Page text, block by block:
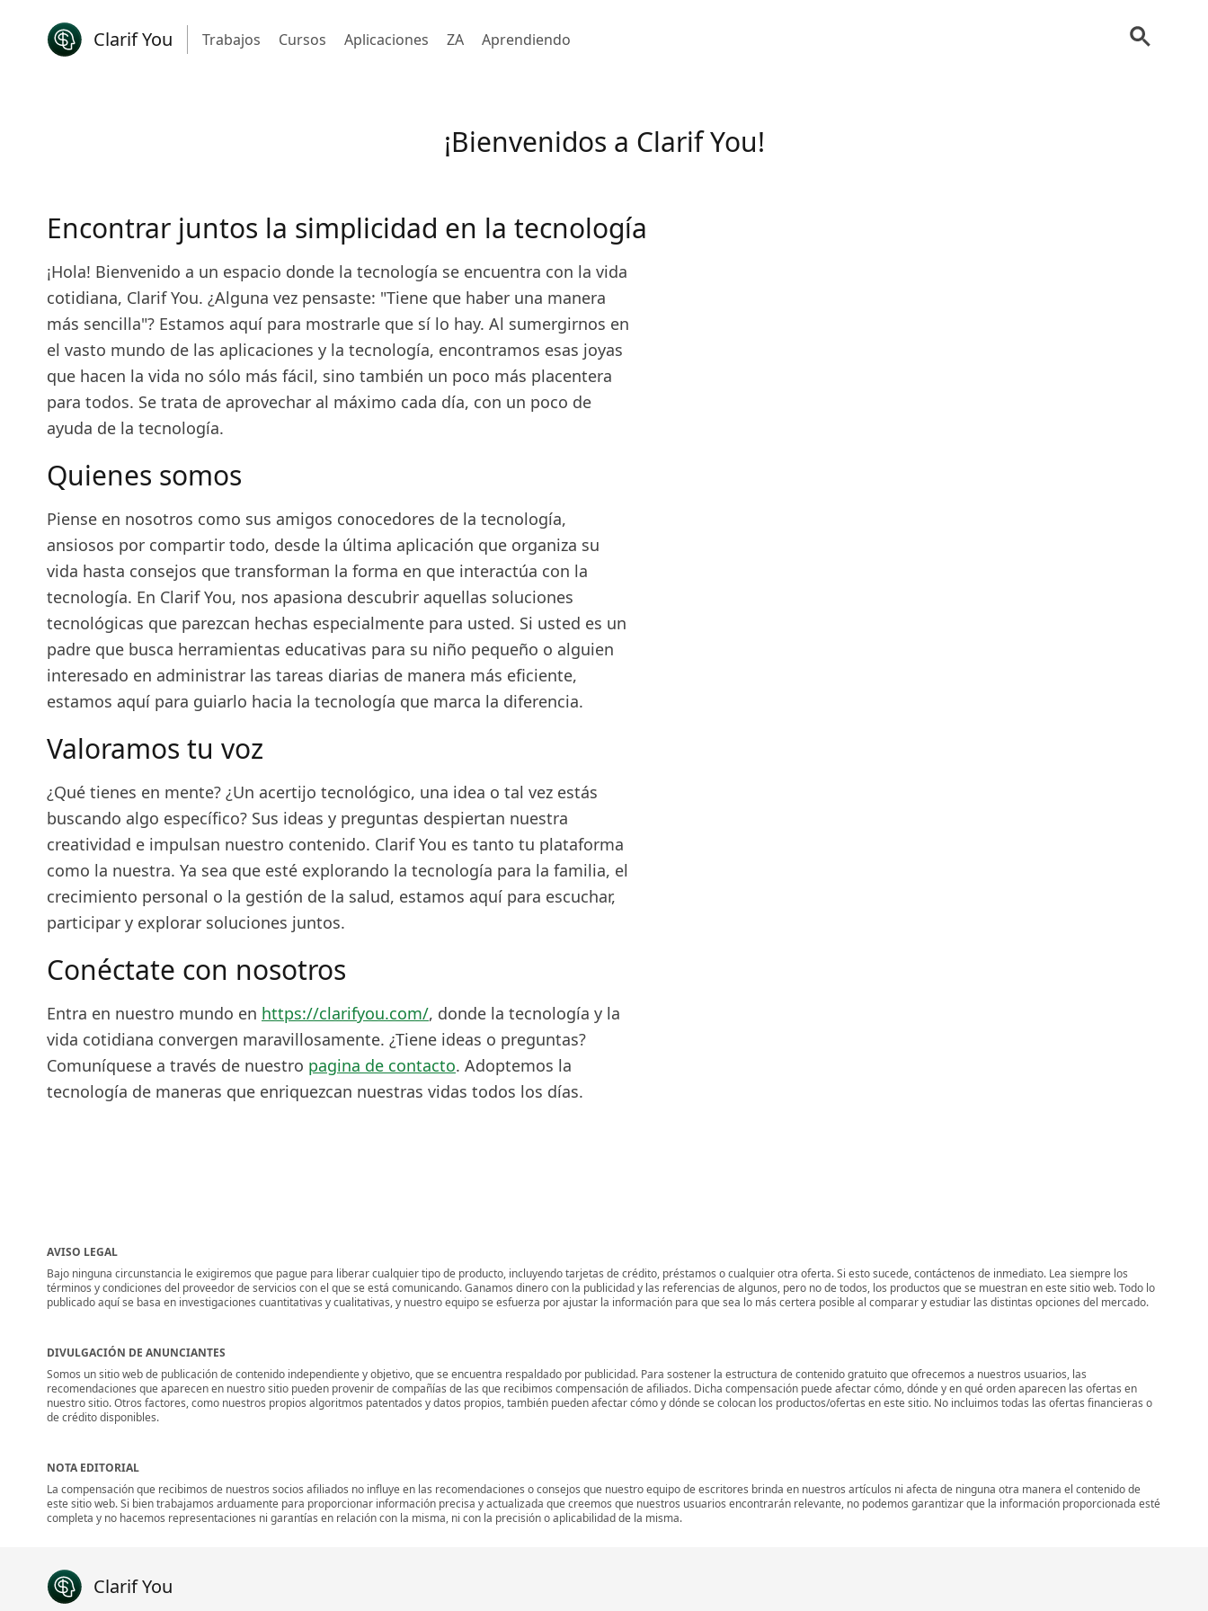
Clarif You Trabajos Cursos Aplicaciones ZA Aprendiendo
¡Bienvenidos a Clarif You!
Encontrar juntos la simplicidad en la tecnología
¡Hola! Bienvenido a un espacio donde la tecnología se encuentra con la vida
cotidiana, Clarif You. ¿Alguna vez pensaste: "Tiene que haber una manera
más sencilla"? Estamos aquí para mostrarle que sí lo hay. Al sumergirnos en
el vasto mundo de las aplicaciones y la tecnología, encontramos esas joyas
que hacen la vida no sólo más fácil, sino también un poco más placentera
para todos. Se trata de aprovechar al máximo cada día, con un poco de
ayuda de la tecnología.
Quienes somos
Piense en nosotros como sus amigos conocedores de la tecnología,
ansiosos por compartir todo, desde la última aplicación que organiza su
vida hasta consejos que transforman la forma en que interactúa con la
tecnología. En Clarif You, nos apasiona descubrir aquellas soluciones
tecnológicas que parezcan hechas especialmente para usted. Si usted es un
padre que busca herramientas educativas para su niño pequeño o alguien
interesado en administrar las tareas diarias de manera más eficiente,
estamos aquí para guiarlo hacia la tecnología que marca la diferencia.
Valoramos tu voz
¿Qué tienes en mente? ¿Un acertijo tecnológico, una idea o tal vez estás
buscando algo específico? Sus ideas y preguntas despiertan nuestra
creatividad e impulsan nuestro contenido. Clarif You es tanto tu plataforma
como la nuestra. Ya sea que esté explorando la tecnología para la familia, el
crecimiento personal o la gestión de la salud, estamos aquí para escuchar,
participar y explorar soluciones juntos.
Conéctate con nosotros
Entra en nuestro mundo en https://clarifyou.com/, donde la tecnología y la
vida cotidiana convergen maravillosamente. ¿Tiene ideas o preguntas?
Comuníquese a través de nuestro pagina de contacto. Adoptemos la
tecnología de maneras que enriquezcan nuestras vidas todos los días.
AVISO LEGAL
Bajo ninguna circunstancia le exigiremos que pague para liberar cualquier tipo de producto, incluyendo tarjetas de crédito, préstamos o cualquier otra oferta. Si esto sucede, contáctenos de inmediato. Lea siempre los
términos y condiciones del proveedor de servicios con el que se está comunicando. Ganamos dinero con la publicidad y las referencias de algunos, pero no de todos, los productos que se muestran en este sitio web. Todo lo
publicado aquí se basa en investigaciones cuantitativas y cualitativas, y nuestro equipo se esfuerza por ajustar la información para que sea lo más certera posible al comparar y estudiar las distintas opciones del mercado.
DIVULGACIÓN DE ANUNCIANTES
Somos un sitio web de publicación de contenido independiente y objetivo, que se encuentra respaldado por publicidad. Para sostener la estructura de contenido gratuito que ofrecemos a nuestros usuarios, las
recomendaciones que aparecen en nuestro sitio pueden provenir de compañías de las que recibimos compensación de afiliados. Dicha compensación puede afectar cómo, dónde y en qué orden aparecen las ofertas en
nuestro sitio. Otros factores, como nuestros propios algoritmos patentados y datos propios, también pueden afectar cómo y dónde se colocan los productos/ofertas en este sitio. No incluimos todas las ofertas financieras o
de crédito disponibles.
NOTA EDITORIAL
La compensación que recibimos de nuestros socios afiliados no influye en las recomendaciones o consejos que nuestro equipo de escritores brinda en nuestros artículos ni afecta de ninguna otra manera el contenido de
este sitio web. Si bien trabajamos arduamente para proporcionar información precisa y actualizada que creemos que nuestros usuarios encontrarán relevante, no podemos garantizar que la información proporcionada esté
completa y no hacemos representaciones ni garantías en relación con la misma, ni con la precisión o aplicabilidad de la misma.
Clarif You